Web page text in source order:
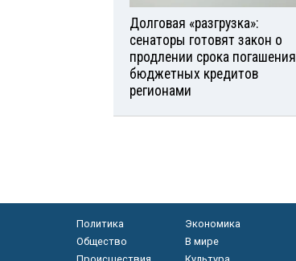
Долговая «разгрузка»:
сенаторы готовят закон о
продлении срока погашения
бюджетных кредитов
регионами
Политика
Экономика
Общество
В мире